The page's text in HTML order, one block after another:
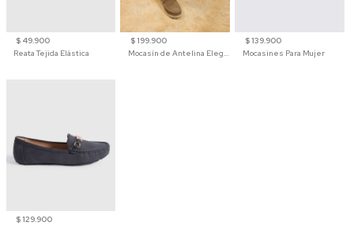
$ 49.900
Reata Tejida Elástica
$ 199.900
Mocasín de Antelina Elegante con Suela de Contraste Para Hombre
$ 139.900
Mocasines Para Mujer
$ 129.900